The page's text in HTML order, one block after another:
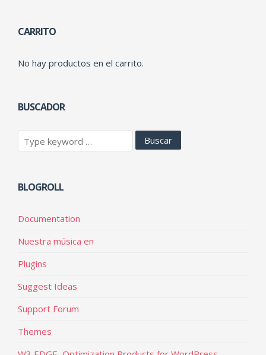
CARRITO
No hay productos en el carrito.
BUSCADOR
BLOGROLL
Documentation
Nuestra música en
Plugins
Suggest Ideas
Support Forum
Themes